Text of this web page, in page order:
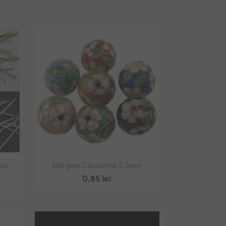
Vizualizare rapidă
Mărgele Cloisonné 5.5mm
0,85 lei